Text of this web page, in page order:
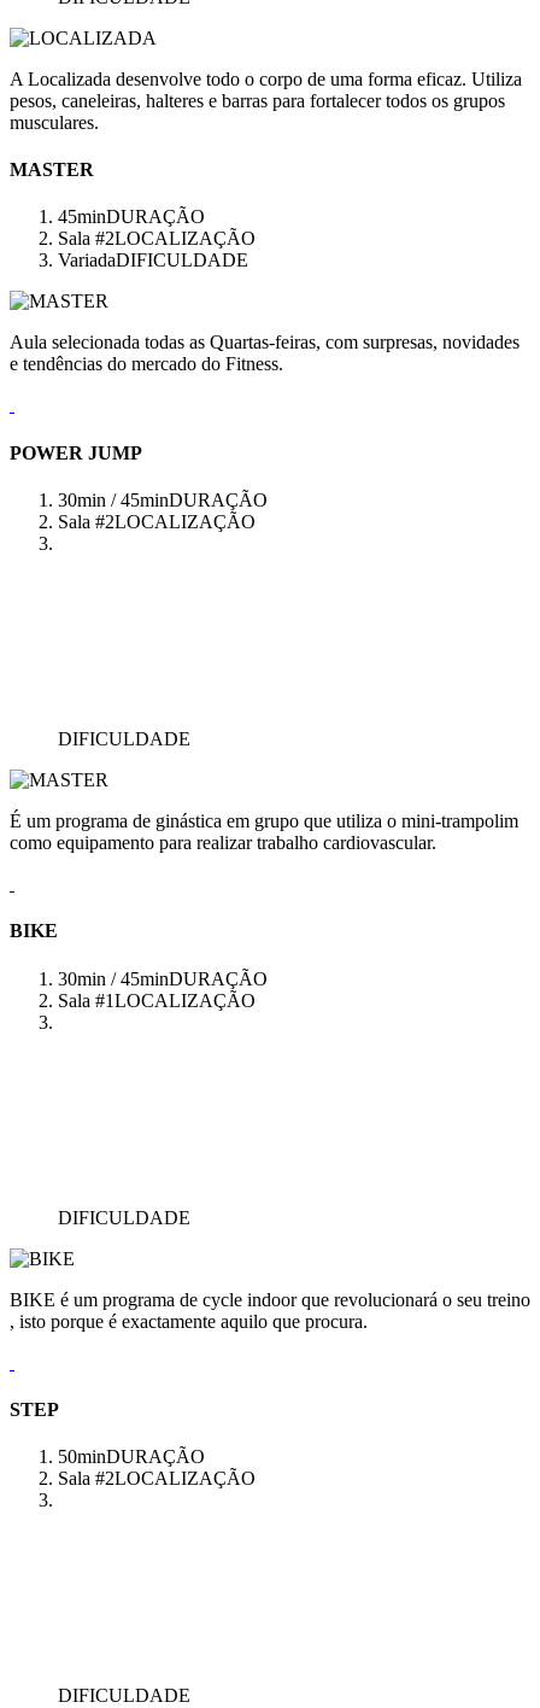
A Localizada desenvolve todo o corpo de uma forma eficaz. Utiliza
pesos, caneleiras, halteres e barras para fortalecer todos os grupos
musculares.
MASTER
45minDURAÇÃO
Sala #2LOCALIZAÇÃO
VariadaDIFICULDADE
Aula selecionada todas as Quartas-feiras, com surpresas, novidades
e tendências do mercado do Fitness.
POWER JUMP
30min / 45minDURAÇÃO
Sala #2LOCALIZAÇÃO
DIFICULDADE
É um programa de ginástica em grupo que utiliza o mini-trampolim
como equipamento para realizar trabalho cardiovascular.
BIKE
30min / 45minDURAÇÃO
Sala #1LOCALIZAÇÃO
DIFICULDADE
BIKE é um programa de cycle indoor que revolucionará o seu treino
, isto porque é exactamente aquilo que procura.
STEP
50minDURAÇÃO
Sala #2LOCALIZAÇÃO
DIFICULDADE